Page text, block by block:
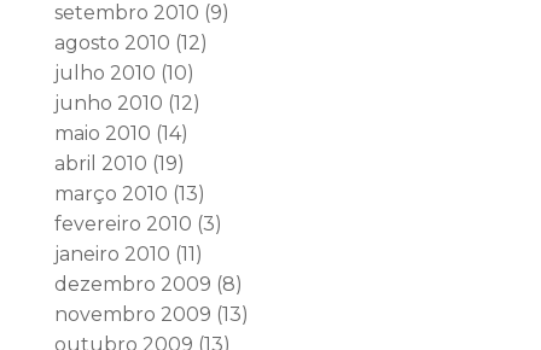
setembro 2010 (9)
agosto 2010 (12)
julho 2010 (10)
junho 2010 (12)
maio 2010 (14)
abril 2010 (19)
março 2010 (13)
fevereiro 2010 (3)
janeiro 2010 (11)
dezembro 2009 (8)
novembro 2009 (13)
outubro 2009 (13)